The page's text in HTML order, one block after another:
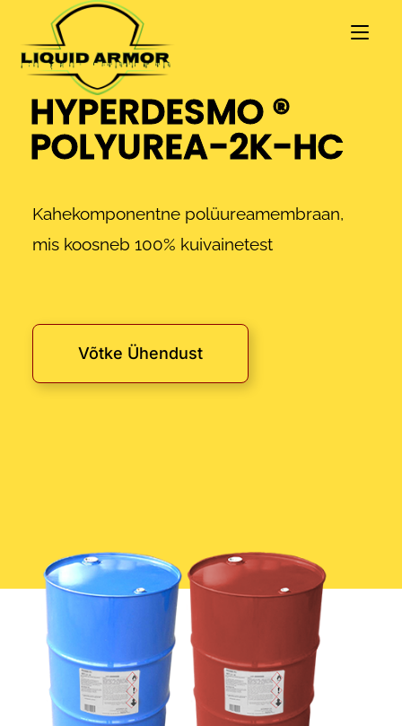
HYPERDESMO ®
POLYUREA-2K-HC
Kahekomponentne polüureamembraan,
mis koosneb 100% kuivainetest
Võtke Ühendust